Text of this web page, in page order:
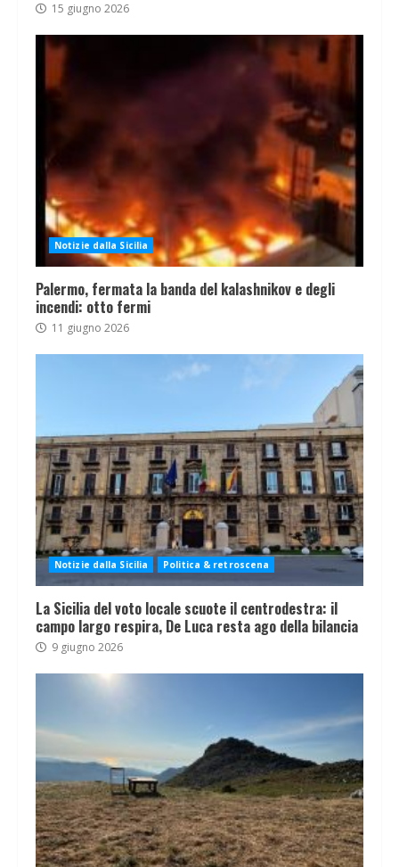
15 giugno 2026
Notizie dalla Sicilia
Palermo, fermata la banda del kalashnikov e degli
incendi: otto fermi
11 giugno 2026
Notizie dalla Sicilia Politica & retroscena
La Sicilia del voto locale scuote il centrodestra: il
campo largo respira, De Luca resta ago della bilancia
9 giugno 2026